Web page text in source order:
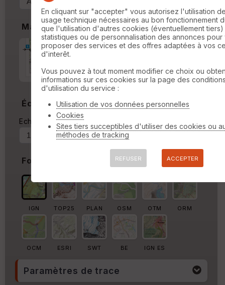
Marges
Marge d'impression cm
Marge autour de la trace
%
Échelle
Echelle actuelle : 1/58772
Fond de carte
IGN TOP25 PLAN OSM OTM ORM
OCM ESRI SWT BE IGN ES
Paramètres de trace
En cliquant sur "accepter" vous autorisez l'utilisation
usage technique nécessaires au bon fonctionnement
que l'utilisation d'autres cookies (éventuellement
statistiques ou de personnalisation des annonces pour
proposer des services et des offres adaptées à vos
d'interêt.
Vous pouvez à tout moment modifier ce choix ou
informations sur ces cookies sur la page des
d'utilisation du service :
Utilisation de vos données personnelles
Cookies
Sites tiers succeptibles d'utiliser des cookies ou
méthodes de tracking
REFUSER ACCEPTER